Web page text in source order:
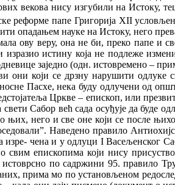
векова нису изгубили на Истоку,
друга, са лажним насловима, састављена од неких људи који су се дрзнули трговати истином”. Исто тако чврсто и неизмењиво очување канонских одредби заповеда и VII Васељенски Сабор у свом 1. правилу, које гласи: "Са сладошћу примамо божанска правила и свецело и непоколебиво држимо одредбе ових правила изложених од свехвалних Апостола, светих труба Духа, и од свих шест Васељенских Сабора, и од оних који су се помесно сакупљали ради издавања таквих заповести, и најзад, од светих Отаца наших. Јер сви они, једним и истим Духом просвећени, у за конише оно што је корисно. И кога они предају анатеми, и ми анатемишемо, и кога (предају) свргнућу, и ми га свргавамо, и кога одлучењу, и ми га одлучујемо”. Али из свих канонских правила која наведосмо, јасно је и то, у какав су велики грех пали римокатолици, кршећи свете каноне који нам забрањују празновати Пасху истовремено са Пасхом јудејском. То је грех хуле на Духа Светог, који се не опрашта ни у овом ни у будућем животу. Јер кроз свете каноне говори сам Бог Свети Дух, пошто су и догматске и канонске одредбе Васељенских Сабора доношене сагласно речима Светог Писма: "Изволи се Духу Светом и нама” (Д.ап. 15,28). А Божански Дух, заједно са Апостолима, Васељенским Саборима и светим Оцима, није канонске истине установљавао зато да бисмо их ми потом исправљали и укидали, као тобож несавршене и погрешне. Такав однос према светим канонима је потпуно недопустив и богохулан. То и јесте кривица Римокатоличке цркве, која је, отворено кршећи и укидајући канонска правила, године 1805, 1825, 1853, 1854,... 1903, 1923, 1927. и многих других година празновала Пасху истовремено са Пасхом јудејском. Али то није све. Нови календар приморава Римокатоличку цркву да се противи Светом Еванђељу, нарушавајући ход еванђелске историје. Из Еванђеља се види да се хришћанска Пасха празновала после јудејске. Међутим, код римокатолика, због нове Пасхалије, не само да је понекад Пасха истог дана када и јудејска, него бива и пре јудејске Пасхе, као што је то било 1839, 1840, 1842, 1843, 1845, 1849, 1850, 1856, 1891, 1894. и многих других година. А 1921. године јеврејска Пасха је била 10. априла, а римокатолици су Пасху славили 11. марта, тј. скоро месец дана пре јеврејске. Но ако је за